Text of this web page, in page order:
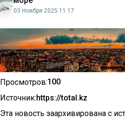
03 Ноября 2025 11:17
Просмотров:100
Источник:https://total.kz
Эта новость заархивирована с